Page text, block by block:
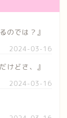
のでは？』
2024-03-16
けどさ、』
2024-03-16